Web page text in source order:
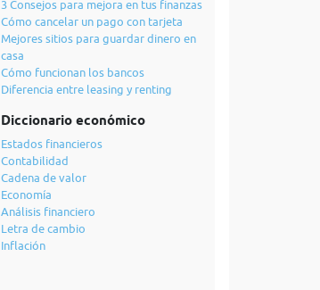
3 Consejos para mejora en tus finanzas
Cómo cancelar un pago con tarjeta
Mejores sitios para guardar dinero en
casa
Cómo funcionan los bancos
Diferencia entre leasing y renting
Diccionario económico
Estados financieros
Contabilidad
Cadena de valor
Economía
Análisis financiero
Letra de cambio
Inflación